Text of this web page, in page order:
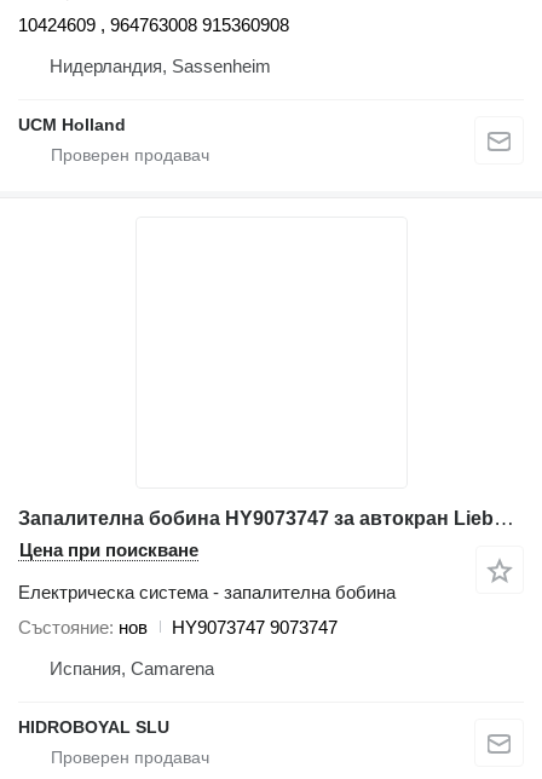
10424609 , 964763008 915360908
Нидерландия, Sassenheim
UCM Holland
Запалителна бобина HY9073747 за автокран Liebherr LIEBHERR LTM VARIOS
Цена при поискване
Електрическа система - запалителна бобина
Състояние нов
HY9073747 9073747
Испания, Camarena
HIDROBOYAL SLU